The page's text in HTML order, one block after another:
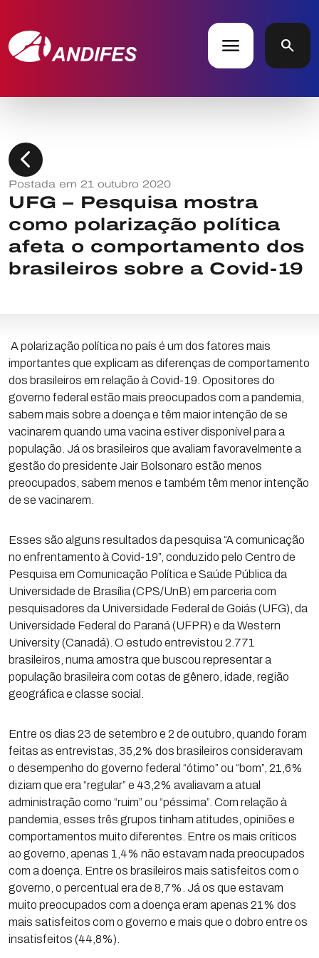
menu search
chevron_left
Postada em 21 outubro 2020
UFG – Pesquisa mostra
como polarização política
afeta o comportamento dos
brasileiros sobre a Covid-19
A polarização política no país é um dos fatores mais
importantes que explicam as diferenças de comportamento
dos brasileiros em relação à Covid-19. Opositores do
governo federal estão mais preocupados com a pandemia,
sabem mais sobre a doença e têm maior intenção de se
vacinarem quando uma vacina estiver disponível para a
população. Já os brasileiros que avaliam favoravelmente a
gestão do presidente Jair Bolsonaro estão menos
preocupados, sabem menos e também têm menor intenção
de se vacinarem.
Esses são alguns resultados da pesquisa “A comunicação
no enfrentamento à Covid-19”, conduzido pelo Centro de
Pesquisa em Comunicação Política e Saúde Pública da
Universidade de Brasília (CPS/UnB) em parceria com
pesquisadores da Universidade Federal de Goiás (UFG), da
Universidade Federal do Paraná (UFPR) e da Western
University (Canadá). O estudo entrevistou 2.771
brasileiros, numa amostra que buscou representar a
população brasileira com cotas de gênero, idade, região
geográfica e classe social.
Entre os dias 23 de setembro e 2 de outubro, quando foram
feitas as entrevistas, 35,2% dos brasileiros consideravam
o desempenho do governo federal “ótimo” ou “bom”, 21,6%
diziam que era “regular” e 43,2% avaliavam a atual
administração como “ruim” ou “péssima”. Com relação à
pandemia, esses três grupos tinham atitudes, opiniões e
comportamentos muito diferentes. Entre os mais críticos
ao governo, apenas 1,4% não estavam nada preocupados
com a doença. Entre os brasileiros mais satisfeitos com o
governo, o percentual era de 8,7%. Já os que estavam
muito preocupados com a doença eram apenas 21% dos
mais satisfeitos com o governo e mais que o dobro entre os
insatisfeitos (44,8%).